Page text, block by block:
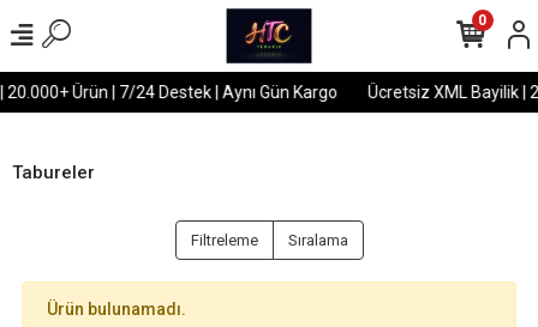
Ürün | 7/24 Destek | Aynı Gün Kargo Ücretsiz XML Bayilik |
0
Tabureler
Filtreleme Sıralama
Ürün bulunamadı.